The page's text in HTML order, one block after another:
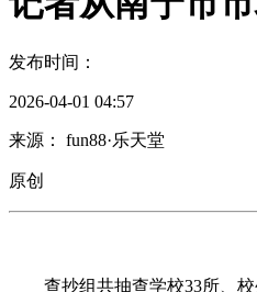
发布时间：
2026-04-01 04:57
来源： fun88·乐天堂
原创
查抄组共抽查学校33所、校